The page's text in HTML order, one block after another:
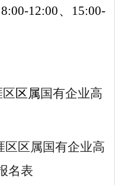
8:00-12:00、 15:00-
区属国有企业高
区区属国有企业高
名表